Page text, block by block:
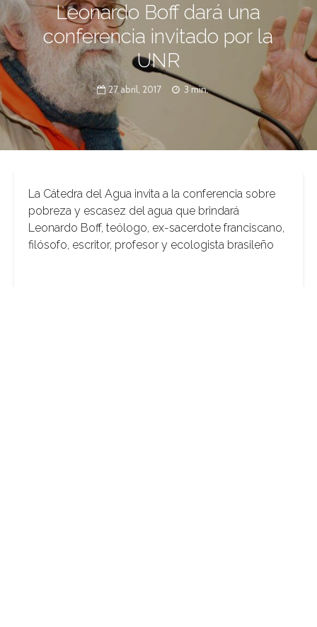
Leonardo Boff dará una
conferencia invitado por la
UNR
27 abril, 2017 3 min.
La Cátedra del Agua invita a la conferencia sobre
pobreza y escasez del agua que brindará
Leonardo Boff, teólogo, ex-sacerdote franciscano,
filósofo, escritor, profesor y ecologista brasileño